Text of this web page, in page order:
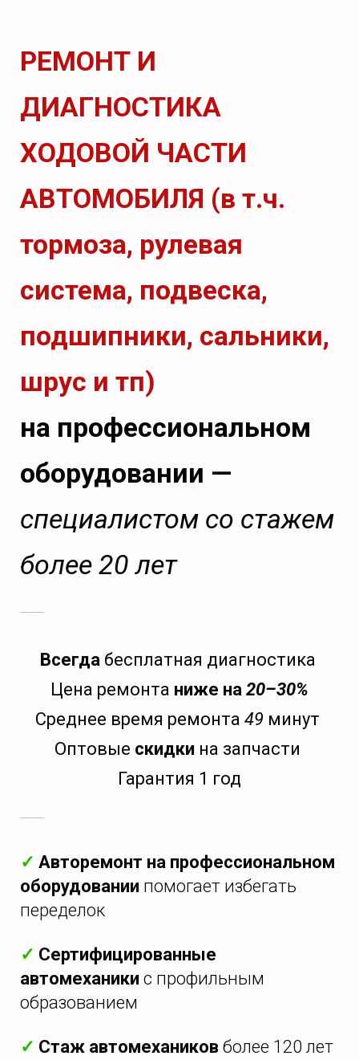
РЕМОНТ И
ДИАГНОСТИКА
ХОДОВОЙ ЧАСТИ
АВТОМОБИЛЯ (в т.ч.
тормоза, рулевая
система, подвеска,
подшипники, сальники,
шрус и тп)
на профессиональном
оборудовании —
специалистом со стажем
более 20 лет
Всегдабесплатная диагностика
Цена ремонта ниже на 20–30%
Среднее время ремонта 49 минут
Оптовые скидки на запчасти
Гарантия 1 год
✓ Авторемонт на профессиональном
оборудовании помогает избегать
переделок
✓ Сертифицированные
автомеханики с профильным
образованием
✓ Стаж автомехаников более 120 лет